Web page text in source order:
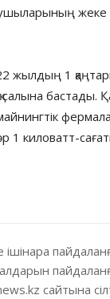
жеке
жылдың 1
бастады.
1 киловатт-
ішінара
сайтына